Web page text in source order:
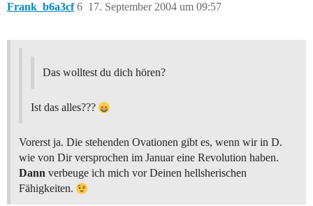
Frank_b6a3cf 17. September 2004 um 09:57
6
Das wolltest du dich hören?
Ist das alles???
Vorerst ja. Die stehenden Ovationen gibt es, wenn wir in D.
wie von Dir versprochen im Januar eine Revolution haben.
Dann verbeuge ich mich vor Deinen hellsherischen
Fähigkeiten.